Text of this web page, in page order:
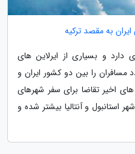
به مقصد ترکیه
دارد و بسیاری از ایرلاین های
را بین دو کشور ایران و
اخیر تقاضا برای سفر شهرهای
و آنتالیا بیشتر شده و